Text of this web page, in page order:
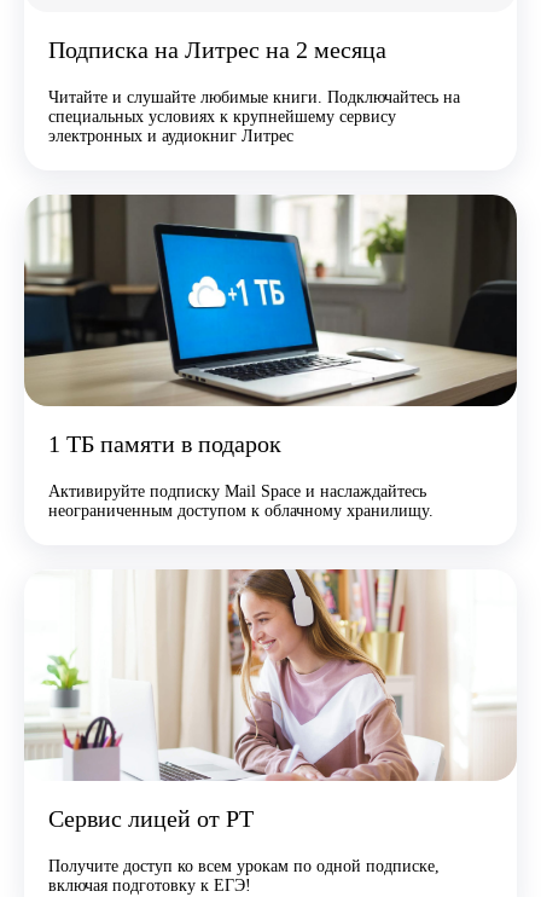
Подписка на Литрес на 2 месяца
Читайте и слушайте любимые книги. Подключайтесь на
специальных условиях к крупнейшему сервису
электронных и аудиокниг Литрес
1 ТБ памяти в подарок
Активируйте подписку Mail Space и наслаждайтесь
неограниченным доступом к облачному хранилищу.
Сервис лицей от РТ
Получите доступ ко всем урокам по одной подписке,
включая подготовку к ЕГЭ!